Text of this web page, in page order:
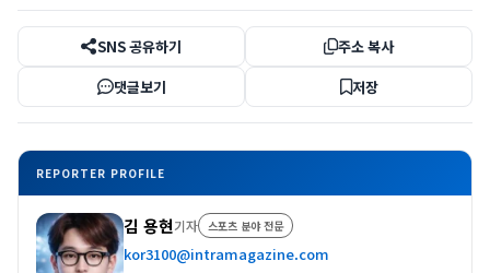
SNS 공유하기
주소 복사
댓글보기
저장
REPORTER PROFILE
김 용현기자 스포츠 분야 전문
kor3100@intramagazine.com